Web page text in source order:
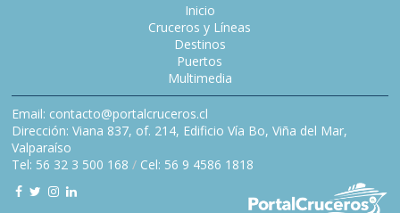
Inicio
Cruceros y Líneas
Destinos
Puertos
Multimedia
Email: contacto@portalcruceros.cl
Dirección: Viana 837, of. 214, Edificio Vía Bo, Viña del Mar,
Valparaíso
Tel: 56 32 3 500 168 / Cel: 56 9 4586 1818